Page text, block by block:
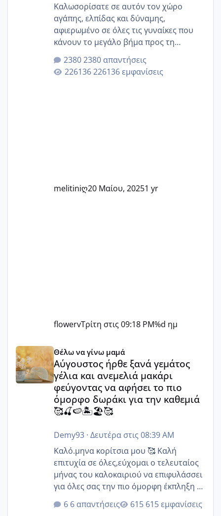
Καλωσορίσατε σε αυτόν τον χώρο
αγάπης, ελπίδας και δύναμης,
αφιερωμένο σε όλες τις γυναίκες που
κάνουν το μεγάλο βήμα προς τη
μητρότητα μέσω εξωσωματικής το 2025.
Εδώ θα μοιραστούμε αγωνίες, χαρές,
εμπειρίες και κάθε μικρή ή μεγάλη
2380 απαντήσεις
226136 εμφανίσεις
melitiniღ20 Μαίου, 20251 yr
flowervΤρίτη στις 09:18 PM%d ημ
Αύγουστος ήρθε ξανά γεμάτος γέλια και ανεμελιά
Θέλω να γίνω μαμά
Αύγουστος ήρθε ξανά γεμάτος
γέλια και ανεμελιά μακάρι
φεύγοντας να αφήσει το πιο
όμορφο δωράκι για την καθεμιά
🥰🍒🍉🏝️🏖️🥰
Demy93· Δευτέρα στις 08:39 AM
Καλό.μηνα κορίτσια μου 🥰 Καλή
επιτυχία σε όλες,εύχομαι ο τελευταίος
μήνας του καλοκαιριού να επιφυλάσσει
για όλες σας την πιο όμορφη έκπληξη 🧿
@Elk @Melikara86 @Παρασκευαιδου
@Zenia z @melitiniღ @Christi.D.
6 απαντήσεις 615 εμφανίσεις